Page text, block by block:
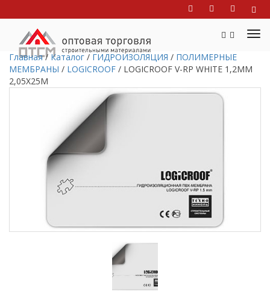
Главная /Каталог / ГИДРОИЗОЛЯЦИЯ / ПОЛИМЕРНЫЕ
МЕМБРАНЫ / LOGICROOF / LOGICROOF V-RP WHITE 1,2ММ
2,05X25М